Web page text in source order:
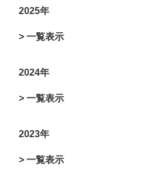
2025年
> 一覧表示
2024年
> 一覧表示
2023年
> 一覧表示